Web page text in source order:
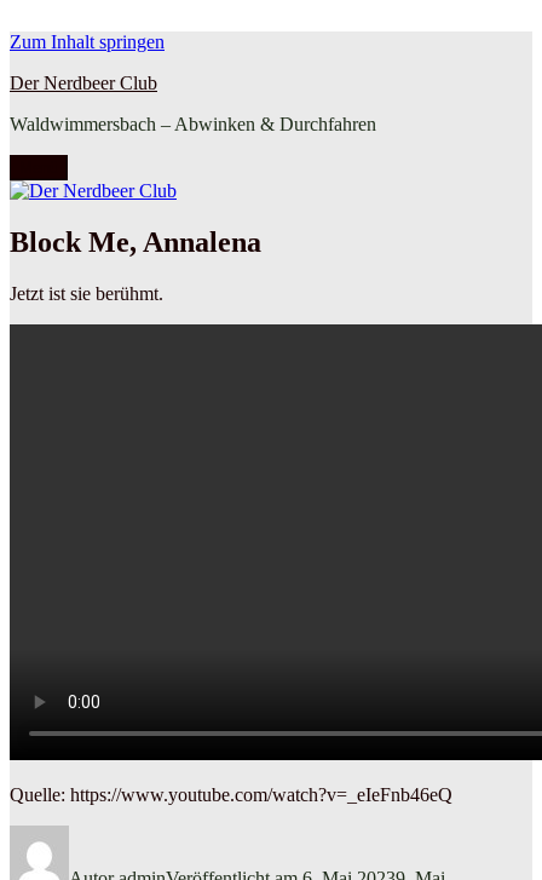
Zum Inhalt springen
Der Nerdbeer Club
Waldwimmersbach – Abwinken & Durchfahren
Block Me, Annalena
Jetzt ist sie berühmt.
Quelle: https://www.youtube.com/watch?v=_eIeFnb46eQ